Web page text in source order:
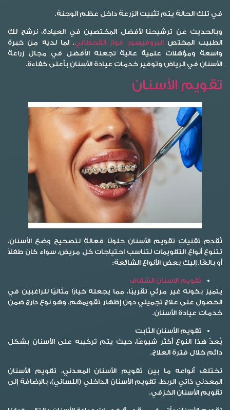
في تلك الحالة يتم تثبيت الزرعة داخل عظم الوجنة.
وبالحديث عن ترشيحنا لأفضل المختصين في العيادة، نرشح لك
الطبيب المختصالبروفيسور فواز القحطاني. لما لديه من خبرة
واسعة ومؤهلات علمية عالية تجعله الأفضل في مجال زراعة
الأسنان في الرياض وتوفير خدمات عيادة الأسنان بأعلى كفاءة.
تقويم الأسنان
تُقدم تقنيات تقويم الأسنان حلولًا فعالة لتصحيح وضع الأسنان،
تتنوع أنواع التقويمات لتناسب احتياجات كل مريض، سواء كان طفلاً
أو بالغًا. إليك بعض الأنواع الشائعة:
تقويم الاسنان الشفاف
يتميز بكونه غير مرئي تقريبًا، مما يجعله خيارًا مثاليًا للراغبين في
الحصول على علاج تجميلي دون إظهار تقويمهم. وهو نوع دارج ضمن
خدمات عيادة الأسنان.
تقويم الأسنان الثابت
يُعدّ هذا النوع أكثر شيوعًا، حيث يتم تركيبه على الأسنان بشكل
دائم خلال فترة العلاج.
تختلف أنواعه ما بين تقويم الأسنان المعدني، تقويم الأسنان
المعدني ذاتي الربط، تقويم الأسنان الداخلي (اللساني)، بالإضافة إلى
تقويم الأسنان الخزفي.